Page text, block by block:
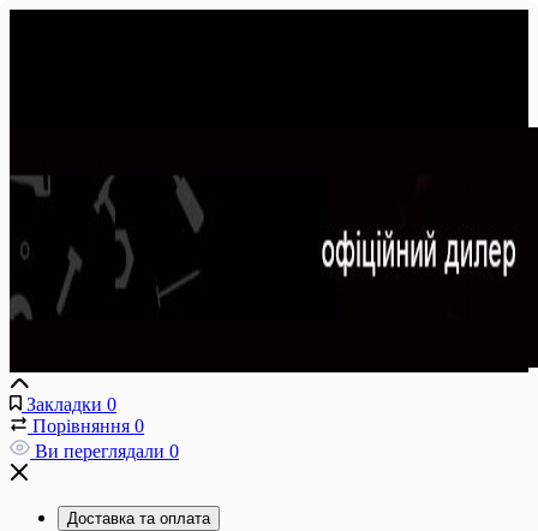
Закладки 0
Порівняння 0
Ви переглядали 0
Доставка та оплата